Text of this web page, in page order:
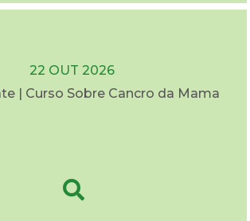
22 OUT 2026
| Curso Sobre Cancro da Mama